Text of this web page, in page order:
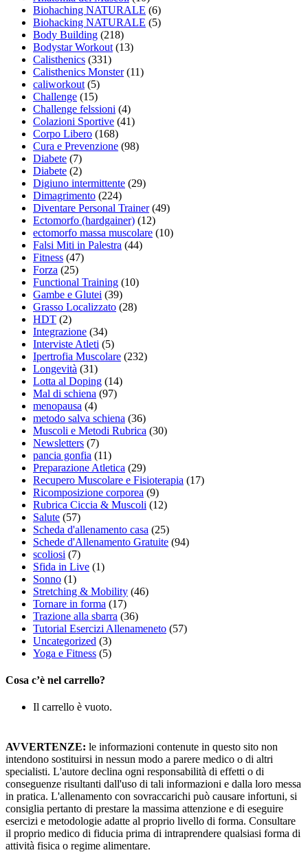
Biohaching NATURALE (6)
Biohacking NATURALE (5)
Body Building (218)
Bodystar Workout (13)
Calisthenics (331)
Calisthenics Monster(11)
caliworkout (5)
Challenge (15)
Challenge felssioni (4)
Colazioni Sportive (41)
Corpo Libero (168)
Cura e Prevenzione (98)
Diabete (7)
Diabete (2)
Digiuno intermittente (29)
Dimagrimento (224)
Diventare Personal Trainer(49)
Ectomorfo (hardgainer) (12)
ectomorfo massa muscolare (10)
Falsi Miti in Palestra (44)
Fitness (47)
Forza (25)
Functional Training (10)
Gambe e Glutei (39)
Grasso Localizzato (28)
HDT (2)
Integrazione (34)
Interviste Atleti (5)
Ipertrofia Muscolare (232)
Longevità (31)
Lotta al Doping (14)
Mal di schiena (97)
menopausa (4)
metodo salva schiena (36)
Muscoli e Metodi Rubrica (30)
Newsletters (7)
pancia gonfia (11)
Preparazione Atletica (29)
Recupero Muscolare e Fisioterapia (17)
Ricomposizione corporea (9)
Rubrica Ciccia & Muscoli (12)
Salute (57)
Scheda d'allenamento casa (25)
Schede d'Allenamento Gratuite (94)
scoliosi (7)
Sfida in Live (1)
Sonno (1)
Stretching & Mobility (46)
Tornare in forma (17)
Trazione alla sbarra (36)
Tutorial Esercizi Allenameneto (57)
Uncategorized (3)
Yoga e Fitness (5)
Cosa c’è nel carrello?
Il carrello è vuoto.
AVVERTENZE: le informazioni contenute in questo sito non
intendono sostituirsi in nessun modo a parere medico o di altri
specialisti. L'autore declina ogni responsabilità di effetti o di
conseguenze risultanti dall'uso di tali informazioni e dalla loro messa
in pratica. L'allenamento con sovraccarichi può causare infortuni, si
consiglia pertanto di prestare la massima attenzione e di eseguire
esercizi e metodologie adatte al proprio livello di forma. Consultare
il proprio medico di fiducia prima di intraprendere qualsiasi forma di
attività fisica o regime alimentare.